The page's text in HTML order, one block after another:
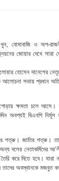
খুন, বোমাবাজি ও অপ-
জোয়ার দেখে সারা
হোসেন দানেশের
আলোচনা সভায় প্রধান
ক্ষমতা চলে
অবশ্যই বিএনপি নির্মূল
শত্রু। জাতির শত্রু।
দলের নেতাকর্মিদের
করে দিতে হবে। যারা
তাদের অবস্থানকে মজবুত